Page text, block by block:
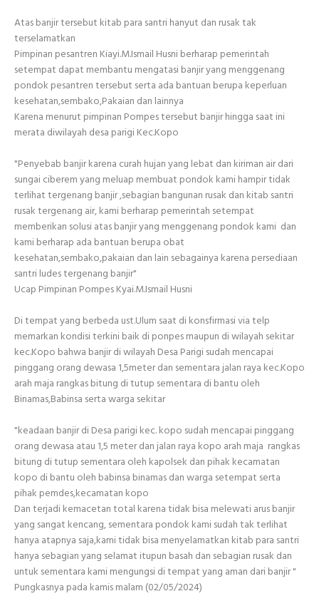
Atas banjir tersebut kitab para santri hanyut dan rusak tak
terselamatkan
Pimpinan pesantren Kiayi.M.Ismail Husni berharap pemerintah
setempat dapat membantu mengatasi banjir yang menggenang
pondok pesantren tersebut serta ada bantuan berupa keperluan
kesehatan,sembako,Pakaian dan lainnya
Karena menurut pimpinan Pompes tersebut banjir hingga saat ini
merata diwilayah desa parigi Kec.Kopo
"Penyebab banjir karena curah hujan yang lebat dan kiriman air dari
sungai ciberem yang meluap membuat pondok kami hampir tidak
terlihat tergenang banjir ,sebagian bangunan rusak dan kitab santri
rusak tergenang air, kami berharap pemerintah setempat
memberikan solusi atas banjir yang menggenang pondok kami dan
kami berharap ada bantuan berupa obat
kesehatan,sembako,pakaian dan lain sebagainya karena persediaan
santri ludes tergenang banjir"
Ucap Pimpinan Pompes Kyai.M.Ismail Husni
Di tempat yang berbeda ust.Ulum saat di konsfirmasi via telp
memarkan kondisi terkini baik di ponpes maupun di wilayah sekitar
kec.Kopo bahwa banjir di wilayah Desa Parigi sudah mencapai
pinggang orang dewasa 1,5meter dan sementara jalan raya kec.Kopo
arah maja rangkas bitung di tutup sementara di bantu oleh
Binamas,Babinsa serta warga sekitar
"keadaan banjir di Desa parigi kec. kopo sudah mencapai pinggang
orang dewasa atau 1,5 meter dan jalan raya kopo arah maja rangkas
bitung di tutup sementara oleh kapolsek dan pihak kecamatan
kopo di bantu oleh babinsa binamas dan warga setempat serta
pihak pemdes,kecamatan kopo
Dan terjadi kemacetan total karena tidak bisa melewati arus banjir
yang sangat kencang, sementara pondok kami sudah tak terlihat
hanya atapnya saja,kami tidak bisa menyelamatkan kitab para santri
hanya sebagian yang selamat itupun basah dan sebagian rusak dan
untuk sementara kami mengungsi di tempat yang aman dari banjir "
Pungkasnya pada kamis malam (02/05/2024)